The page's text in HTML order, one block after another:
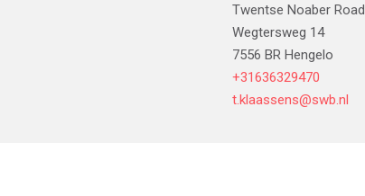
Twentse Noaber Road
Wegtersweg 14
7556 BR Hengelo
+31636329470
t.klaassens@swb.nl